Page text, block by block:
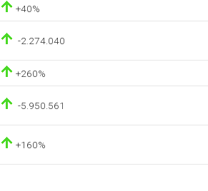
+40%
-2.274.040
+260%
-5.950.561
+160%